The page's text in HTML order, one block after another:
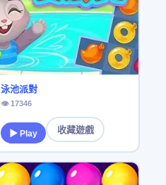
泳池派對
👁 17346
▶ Play 收藏遊戲